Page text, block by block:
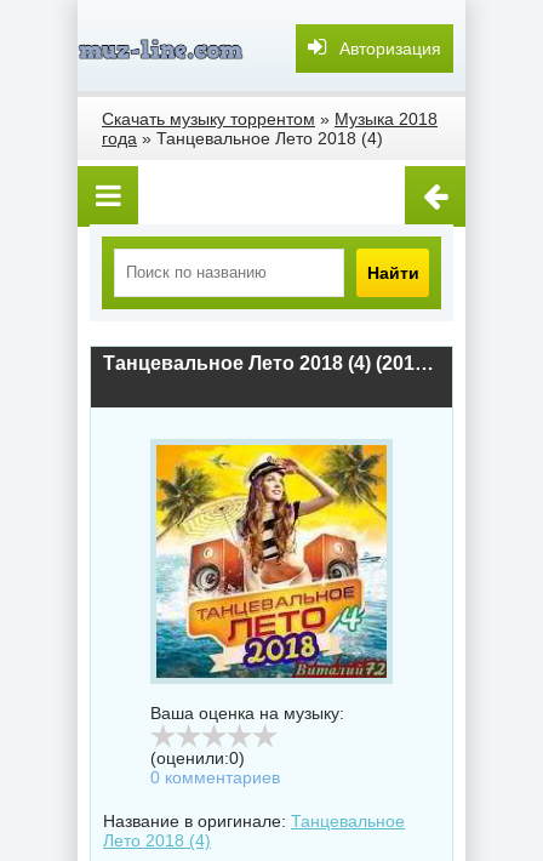
Авторизация
Скачать музыку торрентом » Музыка 2018
года » Танцевальное Лето 2018 (4)
Найти
Танцевальное Лето 2018 (4) (2018) скачать торрент
Ваша оценка на музыку:
(оценили:0)
0 комментариев
Название в оригинале: Танцевальное
Лето 2018 (4)